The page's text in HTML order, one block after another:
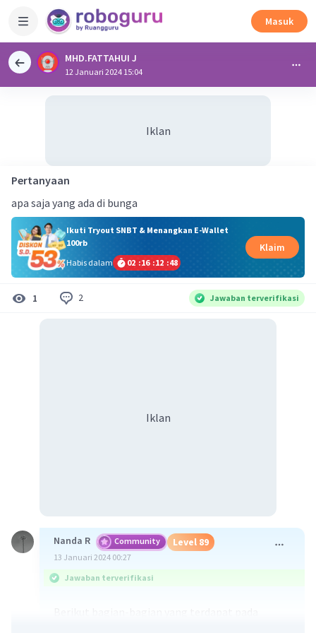
Masuk
MHD.FATTAHUI J
12 Januari 2024 15:04
Iklan
Pertanyaan
apa saja yang ada di bunga
Ikuti Tryout SNBT & Menangkan E-Wallet
100rb
Habis dalam
02 :16 :12 :48
Klaim
1 2 Jawaban terverifikasi
Iklan
Nanda R Community Level 89
13 Januari 2024 00:27
Jawaban terverifikasi